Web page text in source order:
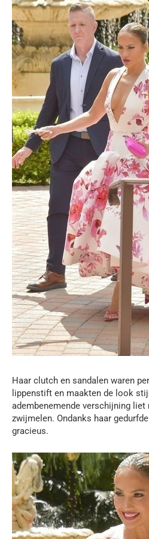
Haar clutch en sandalen waren
lippenstift en maakten de look
adembenemende verschijning
zwijmelen. Ondanks haar
gracieus.